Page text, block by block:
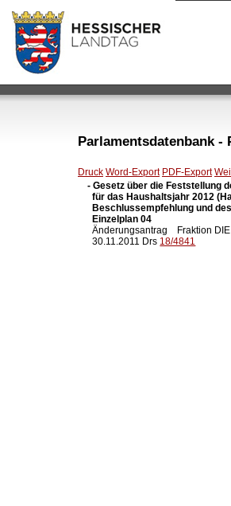
Parlamentsdatenbank -
Druck Word-Export PDF-Export
- Gesetz über die Feststellung
für das Haushaltsjahr 2012
Beschlussempfehlung und
  Einzelplan 04
Änderungsantrag    Fraktion
  30.11.2011 Drs
18/4841